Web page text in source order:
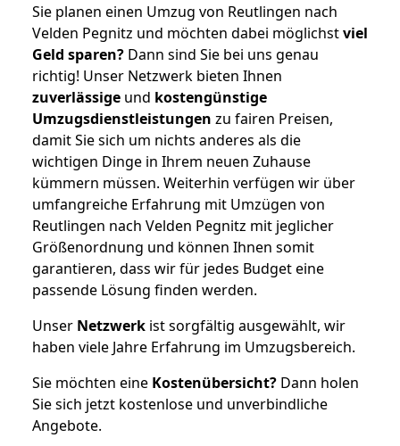
Sie planen einen Umzug von Reutlingen nach
Velden Pegnitz und möchten dabei möglichstviel
Geld sparen? Dann sind Sie bei uns genau
richtig! Unser Netzwerk bieten Ihnen
zuverlässige und kostengünstige
Umzugsdienstleistungen zu fairen Preisen,
damit Sie sich um nichts anderes als die
wichtigen Dinge in Ihrem neuen Zuhause
kümmern müssen. Weiterhin verfügen wir über
umfangreiche Erfahrung mit Umzügen von
Reutlingen nach Velden Pegnitz mit jeglicher
Größenordnung und können Ihnen somit
garantieren, dass wir für jedes Budget eine
passende Lösung finden werden.
Unser Netzwerk ist sorgfältig ausgewählt, wir
haben viele Jahre Erfahrung im Umzugsbereich.
Sie möchten eine Kostenübersicht? Dann holen
Sie sich jetzt kostenlose und unverbindliche
Angebote.